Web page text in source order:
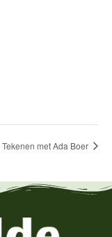
Tekenen met Ada Boer